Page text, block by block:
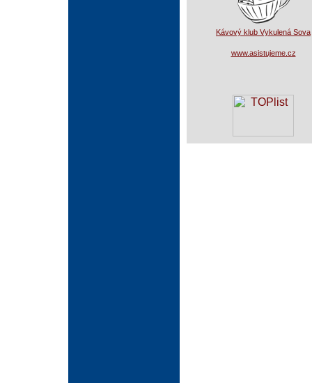
Kávový klub Vykulená Sova
www.asistujeme.cz